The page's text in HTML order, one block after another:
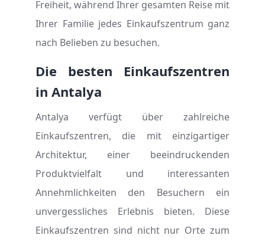
Freiheit, während Ihrer gesamten Reise mit
Ihrer Familie jedes Einkaufszentrum ganz
nach Belieben zu besuchen.
Die besten Einkaufszentren
in Antalya
Antalya verfügt über zahlreiche
Einkaufszentren, die mit einzigartiger
Architektur, einer beeindruckenden
Produktvielfalt und interessanten
Annehmlichkeiten den Besuchern ein
unvergessliches Erlebnis bieten. Diese
Einkaufszentren sind nicht nur Orte zum